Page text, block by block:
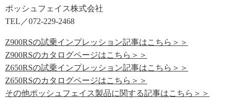
ポッシュフェイス株式会社
TEL／072-229-2468
Z900RSの試乗インプレッション記事はこちら＞＞
Z900RSのカタログページはこちら＞＞
Z650RSの試乗インプレッション記事はこちら＞＞
Z650RSのカタログページはこちら＞＞
その他ポッシュフェイス製品に関する記事はこちら＞＞